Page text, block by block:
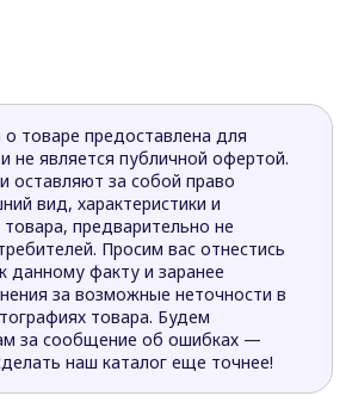
товаре предоставлена для
не является публичной офертой.
оставляют за собой право
вид, характеристики и
предварительно не
Просим вас отнестись
данному факту и заранее
за возможные неточности в
товара. Будем
за сообщение об ошибках —
наш каталог еще точнее!